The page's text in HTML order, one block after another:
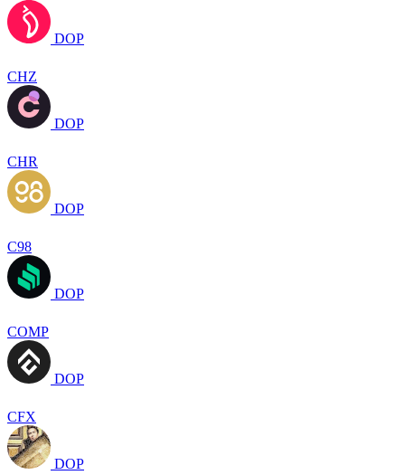
DOP
CHZ
DOP
CHR
DOP
C98
DOP
COMP
DOP
CFX
DOP